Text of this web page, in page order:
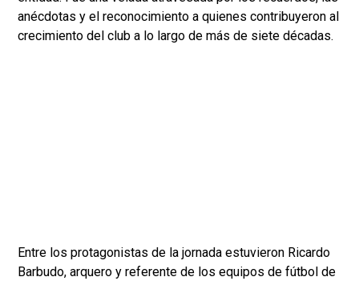
anécdotas y el reconocimiento a quienes contribuyeron al
crecimiento del club a lo largo de más de siete décadas.
Entre los protagonistas de la jornada estuvieron Ricardo
Barbudo, arquero y referente de los equipos de fútbol de